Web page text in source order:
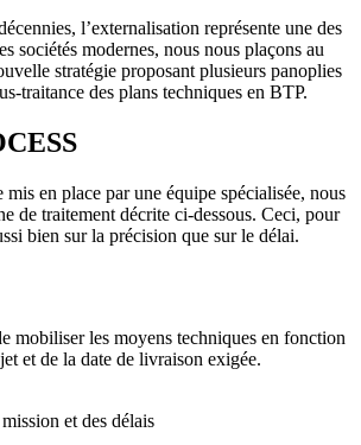
l’externalisation représente une des
sociétés modernes, nous nous plaçons au
stratégie proposant plusieurs panoplies
traitance des plans techniques en BTP.
mis en place par une équipe spécialisée, nous
de traitement décrite ci-dessous. Ceci, pour
bien sur la précision que sur le délai.
mobiliser les moyens techniques en fonction
et de la date de livraison exigée.
et des délais